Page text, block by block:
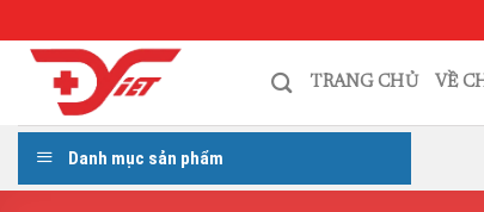
content
TRANG CHỦ VỀ
Danh mục sản phẩm